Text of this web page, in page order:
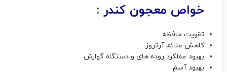
خواص معجون کندر :
تقویت حافظه
کاهش علائم آرتروز
بهبود عملکرد روده های و دستگاه گوارش
بهبود آسم